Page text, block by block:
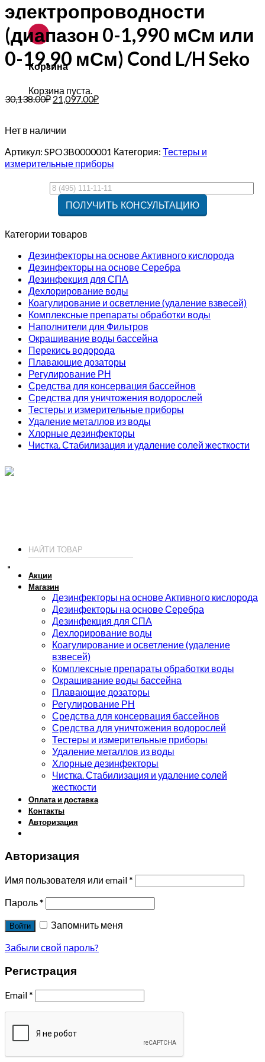
Корзина
Корзина пуста.
электропроводности
(диапазон 0-1,990 мСм или
0-19,90 мСм) Cond L/H Seko
30,138.00₽ 21,097.00₽
Нет в наличии
Артикул: SPO3B0000001 Категория: Тестеры и
измерительные приборы
Категории товаров
Дезинфекторы на основе Активного кислорода
Дезинфекторы на основе Серебра
Дезинфекция для СПА
Дехлорирование воды
Коагулирование и осветление (удаление взвесей)
Комплексные препараты обработки воды
Наполнители для Фильтров
Окрашивание воды бассейна
Перекись водорода
Плавающие дозаторы
Регулирование РН
Средства для консервация бассейнов
Средства для уничтожения водорослей
Тестеры и измерительные приборы
Удаление металлов из воды
Хлорные дезинфекторы
Чистка. Стабилизация и удаление солей жесткости
Акции
Магазин
Дезинфекторы на основе Активного кислорода
Дезинфекторы на основе Серебра
Дезинфекция для СПА
Дехлорирование воды
Коагулирование и осветление (удаление
взвесей)
Комплексные препараты обработки воды
Окрашивание воды бассейна
Плавающие дозаторы
Регулирование РН
Средства для консервация бассейнов
Средства для уничтожения водорослей
Тестеры и измерительные приборы
Удаление металлов из воды
Хлорные дезинфекторы
Чистка. Стабилизация и удаление солей
жесткости
Оплата и доставка
Контакты
Авторизация
Авторизация
Имя пользователя или email*
Пароль*
Войти
Запомнить меня
Забыли свой пароль?
Регистрация
Email*